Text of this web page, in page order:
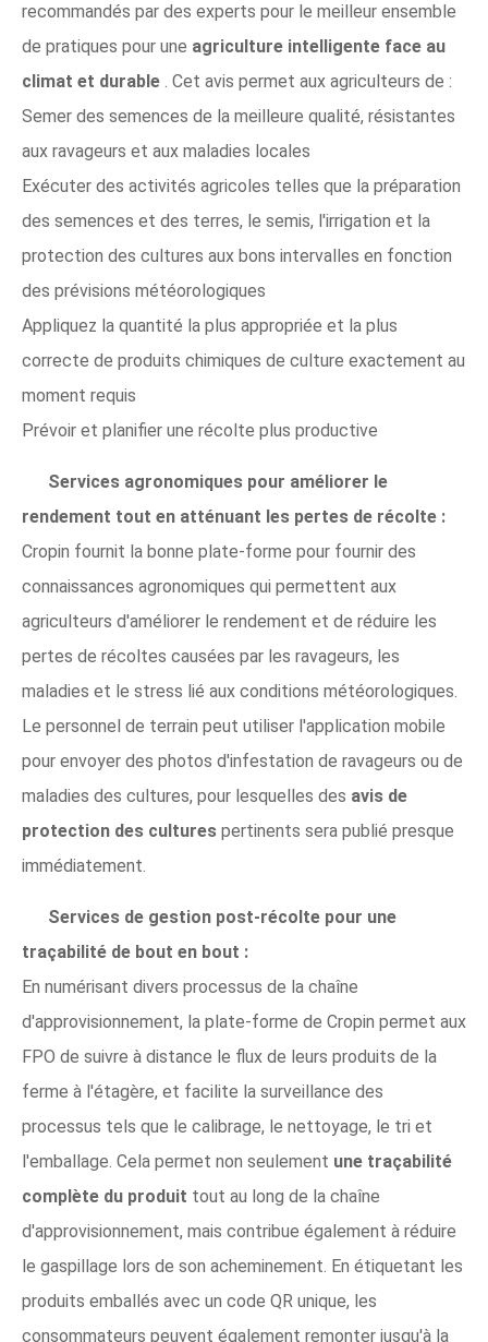
recommandés par des experts pour le meilleur ensemble
de pratiques pour une agriculture intelligente face au
climat et durable . Cet avis permet aux agriculteurs de :
Semer des semences de la meilleure qualité, résistantes
aux ravageurs et aux maladies locales
Exécuter des activités agricoles telles que la préparation
des semences et des terres, le semis, l'irrigation et la
protection des cultures aux bons intervalles en fonction
des prévisions météorologiques
Appliquez la quantité la plus appropriée et la plus
correcte de produits chimiques de culture exactement au
moment requis
Prévoir et planifier une récolte plus productive
Services agronomiques pour améliorer le
rendement tout en atténuant les pertes de récolte :
Cropin fournit la bonne plate-forme pour fournir des
connaissances agronomiques qui permettent aux
agriculteurs d'améliorer le rendement et de réduire les
pertes de récoltes causées par les ravageurs, les
maladies et le stress lié aux conditions météorologiques.
Le personnel de terrain peut utiliser l'application mobile
pour envoyer des photos d'infestation de ravageurs ou de
maladies des cultures, pour lesquelles des avis de
protection des cultures pertinents sera publié presque
immédiatement.
Services de gestion post-récolte pour une
traçabilité de bout en bout :
En numérisant divers processus de la chaîne
d'approvisionnement, la plate-forme de Cropin permet aux
FPO de suivre à distance le flux de leurs produits de la
ferme à l'étagère, et facilite la surveillance des
processus tels que le calibrage, le nettoyage, le tri et
l'emballage. Cela permet non seulement une traçabilité
complète du produit tout au long de la chaîne
d'approvisionnement, mais contribue également à réduire
le gaspillage lors de son acheminement. En étiquetant les
produits emballés avec un code QR unique, les
consommateurs peuvent également remonter jusqu'à la